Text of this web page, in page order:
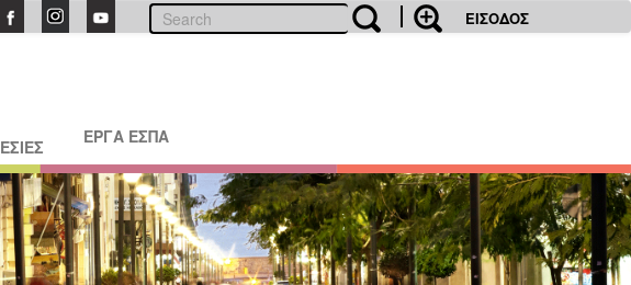
ΕΙΣΟΔΟΣ
ΕΡΓΑ ΕΣΠΑ